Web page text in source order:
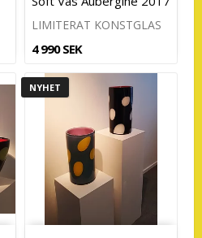
LIMITERAT KONSTGLAS
4 990 SEK
NYHET